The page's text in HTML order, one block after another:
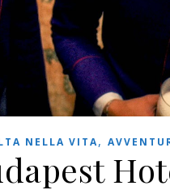
NELLA VITA,